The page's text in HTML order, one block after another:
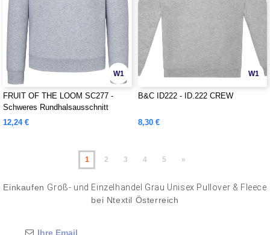
W1
FRUIT OF THE LOOM SC277 -
Schweres Rundhalsausschnitt
12,24 €
W1
B&C ID222 - ID.222 CREW
8,30 €
1 2 3 4 5 »
Einkaufen Groß- und Einzelhandel Grau Unisex Pullover & Fleece
bei Ntextil Österreich